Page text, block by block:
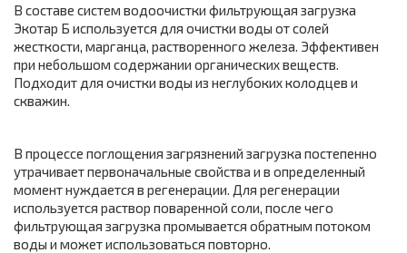
В составе систем водоочистки фильтрующая загрузка
Экотар Б используется для очистки воды от солей
жесткости, марганца, растворенного железа. Эффективен
при небольшом содержании органических веществ.
Подходит для очистки воды из неглубоких колодцев и
скважин.
В процессе поглощения загрязнений загрузка постепенно
утрачивает первоначальные свойства и в определенный
момент нуждается в регенерации. Для регенерации
используется раствор поваренной соли, после чего
фильтрующая загрузка промывается обратным потоком
воды и может использоваться повторно.